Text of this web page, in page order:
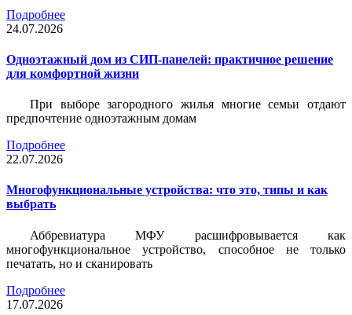
Подробнее
24.07.2026
Одноэтажный дом из СИП-панелей: практичное решение
для комфортной жизни
При выборе загородного жилья многие семьи отдают
предпочтение одноэтажным домам
Подробнее
22.07.2026
Многофункциональные устройства: что это, типы и как
выбрать
Аббревиатура МФУ расшифровывается как
многофункциональное устройство, способное не только
печатать, но и сканировать
Подробнее
17.07.2026